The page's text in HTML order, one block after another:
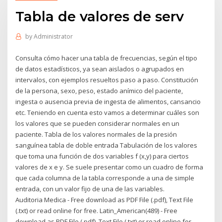
Tabla de valores de serv
byAdministrator
Consulta cómo hacer una tabla de frecuencias, según el tipo
de datos estadísticos, ya sean aislados o agrupados en
intervalos, con ejemplos resueltos paso a paso. Constitución
de la persona, sexo, peso, estado anímico del paciente,
ingesta o ausencia previa de ingesta de alimentos, cansancio
etc. Teniendo en cuenta esto vamos a determinar cuáles son
los valores que se pueden considerar normales en un
paciente. Tabla de los valores normales de la presión
sanguínea tabla de doble entrada Tabulación de los valores
que toma una función de dos variables f (x,y) para ciertos
valores de x e y. Se suele presentar como un cuadro de forma
que cada columna de la tabla corresponde a una de simple
entrada, con un valor fijo de una de las variables.
Auditoria Medica - Free download as PDF File (.pdf), Text File
(.txt) or read online for free. Latin_American(489) - Free